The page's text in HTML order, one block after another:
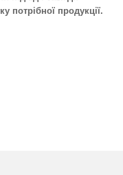
потрібної продукції.